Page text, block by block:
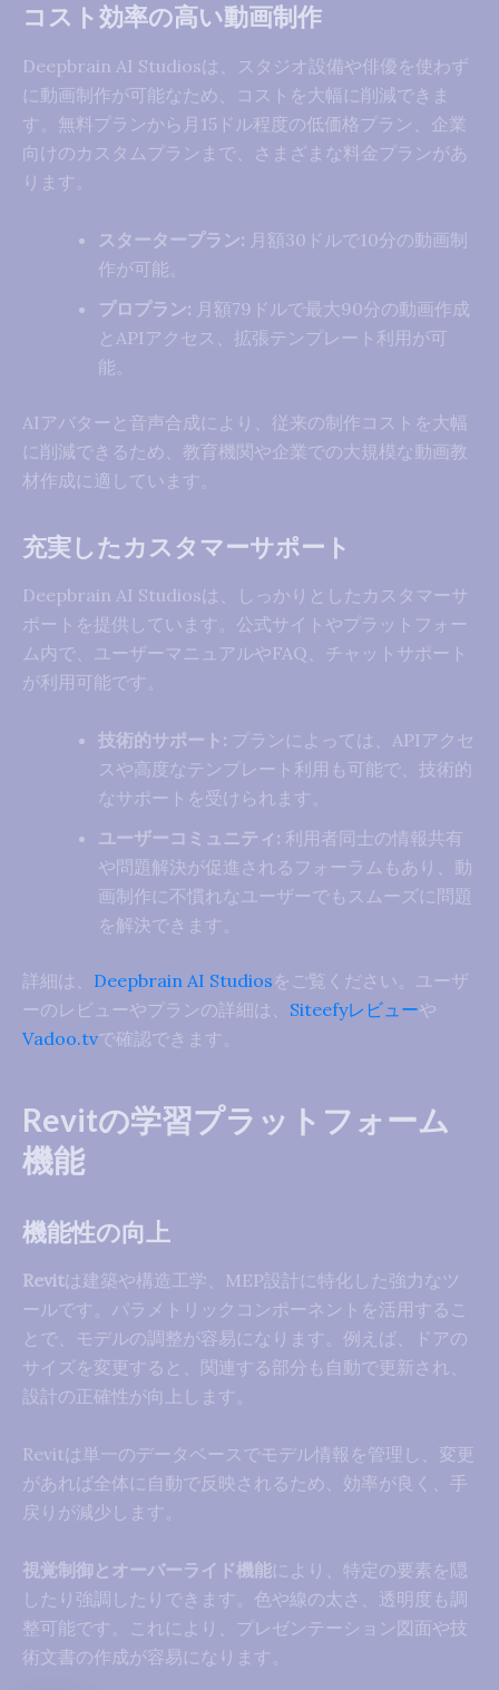
コスト効率の高い動画制作
Deepbrain AI Studiosは、スタジオ設備や俳優を使わず
に動画制作が可能なため、コストを大幅に削減できま
す。無料プランから月15ドル程度の低価格プラン、企業
向けのカスタムプランまで、さまざまな料金プランがあ
ります。
スタータープラン: 月額30ドルで10分の動画制
作が可能。
プロプラン: 月額79ドルで最大90分の動画作成
とAPIアクセス、拡張テンプレート利用が可
能。
AIアバターと音声合成により、従来の制作コストを大幅
に削減できるため、教育機関や企業での大規模な動画教
材作成に適しています。
充実したカスタマーサポート
Deepbrain AI Studiosは、しっかりとしたカスタマーサ
ポートを提供しています。公式サイトやプラットフォー
ム内で、ユーザーマニュアルやFAQ、チャットサポート
が利用可能です。
技術的サポート: プランによっては、APIアクセ
スや高度なテンプレート利用も可能で、技術的
なサポートを受けられます。
ユーザーコミュニティ: 利用者同士の情報共有
や問題解決が促進されるフォーラムもあり、動
画制作に不慣れなユーザーでもスムーズに問題
を解決できます。
詳細は、 Deepbrain AI Studiosをご覧ください。ユーザ
ーのレビューやプランの詳細は、 Siteefyレビューや
Vadoo.tvで確認できます。
Revitの学習プラットフォーム
機能
機能性の向上
Revitは建築や構造工学、MEP設計に特化した強力なツ
ールです。パラメトリックコンポーネントを活用するこ
とで、モデルの調整が容易になります。例えば、ドアの
サイズを変更すると、関連する部分も自動で更新され、
設計の正確性が向上します。
Revitは単一のデータベースでモデル情報を管理し、変更
があれば全体に自動で反映されるため、効率が良く、手
戻りが減少します。
視覚制御とオーバーライド機能により、特定の要素を隠
したり強調したりできます。色や線の太さ、透明度も調
整可能です。これにより、プレゼンテーション図面や技
術文書の作成が容易になります。